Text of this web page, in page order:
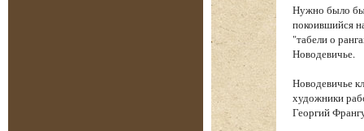
Нужно было
покоившийся
"табели о
Новодевичье.
Новодевичье
художники
Георгий